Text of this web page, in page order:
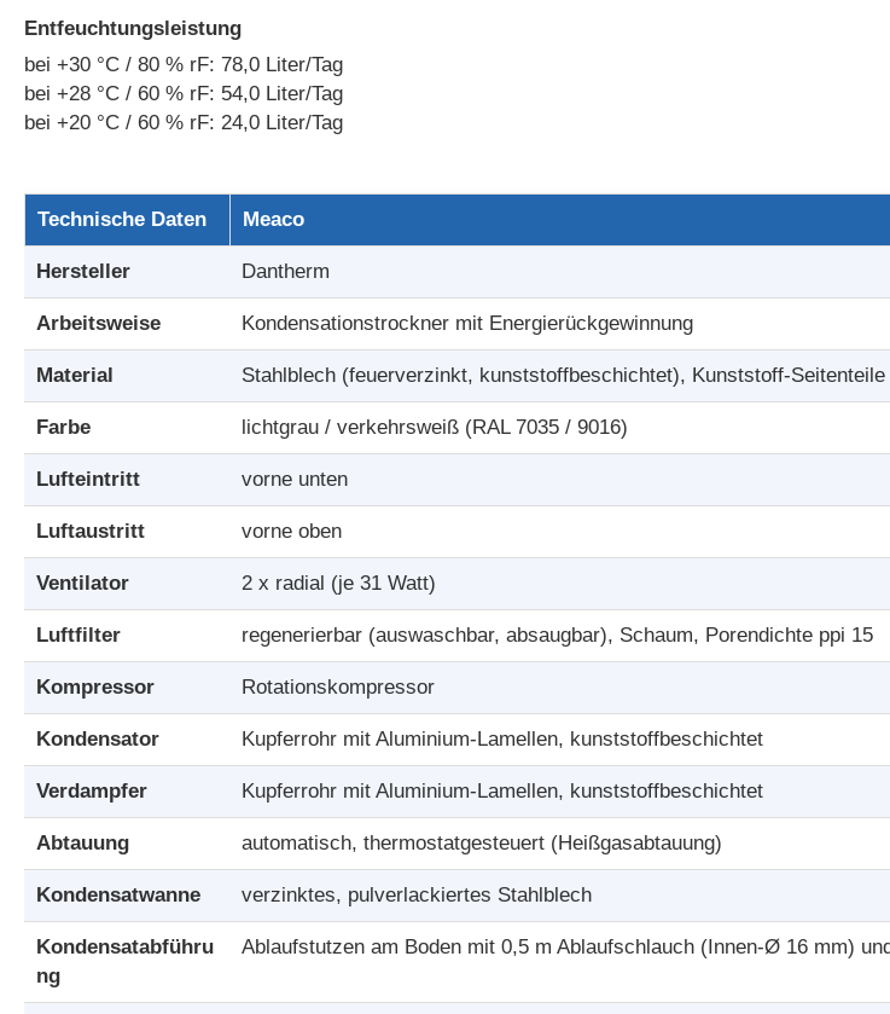
Entfeuchtungsleistung
bei +30 °C / 80 % rF: 78,0 Liter/Tag
bei +28 °C / 60 % rF: 54,0 Liter/Tag
bei +20 °C / 60 % rF: 24,0 Liter/Tag
Technische Daten Meaco
Hersteller Dantherm
Arbeitsweise Kondensationstrockner mit Energierückgewinnung
Material Stahlblech (feuerverzinkt, kunststoffbeschichtet), Kunststoff-
Farbe lichtgrau / verkehrsweiß (RAL 7035 / 9016)
Lufteintritt vorne unten
Luftaustritt vorne oben
Ventilator 2 x radial (je 31 Watt)
Luftfilter regenerierbar (auswaschbar, absaugbar), Schaum, Porendichte ppi 15
Kompressor Rotationskompressor
Kondensator Kupferrohr mit Aluminium-Lamellen, kunststoffbeschichtet
Verdampfer Kupferrohr mit Aluminium-Lamellen, kunststoffbeschichtet
Abtauung automatisch, thermostatgesteuert (Heißgasabtauung)
Kondensatwanne verzinktes, pulverlackiertes Stahlblech
Kondensatabführu
ng
Ablaufstutzen am Boden mit 0,5 m Ablaufschlauch (Innen-Ø 16 mm)